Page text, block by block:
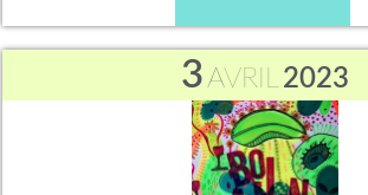
3AVRIL2023